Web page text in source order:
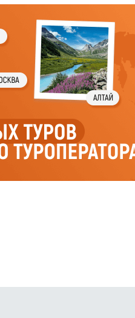
в пешей доступности
«Семейный» и «Студия».
балконы.
дополнительно.
с шезлонгами под
настольный теннис, ночной